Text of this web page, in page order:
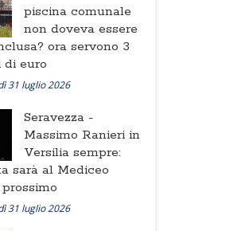
piscina comunale
non doveva essere
ora servono 3
euro
31 luglio 2026
Seravezza -
Massimo Ranieri in
Versilia sempre:
sarà al Mediceo
31 luglio 2026